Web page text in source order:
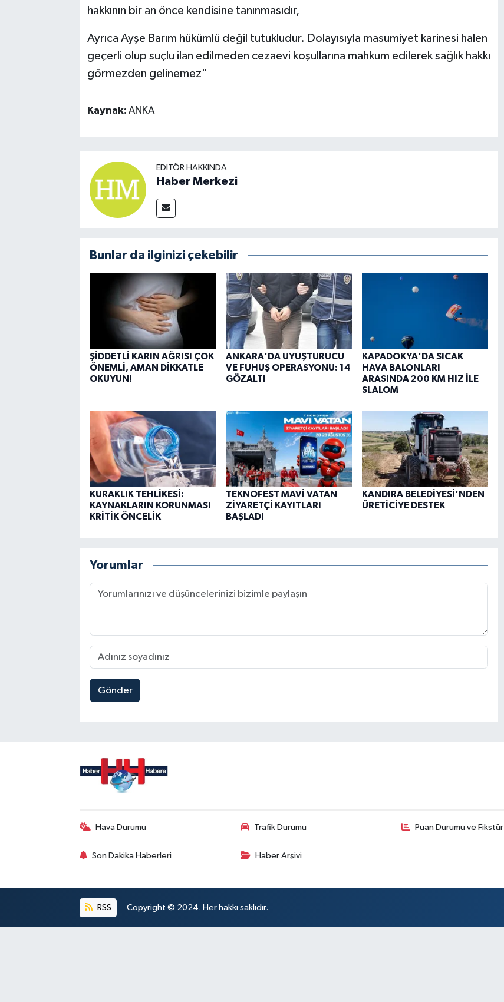
hakkının bir an önce kendisine tanınmasıdır,
Ayrıca Ayşe Barım hükümlü değil tutukludur. Dolayısıyla masumiyet karinesi halen
geçerli olup suçlu ilan edilmeden cezaevi koşullarına mahkum edilerek sağlık hakkı
görmezden gelinemez"
Kaynak: ANKA
EDITÖR HAKKINDA
Haber Merkezi
Bunlar da ilginizi çekebilir
ŞİDDETLİ KARIN AĞRISI ÇOK
ÖNEMLİ, AMAN DİKKATLE
OKUYUN!
ANKARA'DA UYUŞTURUCU
VE FUHUŞ OPERASYONU: 14
GÖZALTI
KAPADOKYA'DA SICAK
HAVA BALONLARI
ARASINDA 200 KM HIZ İLE
SLALOM
KURAKLIK TEHLİKESİ:
KAYNAKLARIN KORUNMASI
KRİTİK ÖNCELİK
TEKNOFEST MAVİ VATAN
ZİYARETÇİ KAYITLARI
BAŞLADI
KANDIRA BELEDİYESİ'NDEN
ÜRETİCİYE DESTEK
Yorumlar
Gönder
Hava Durumu Trafik Durumu Puan Durumu ve Fikstür
Son Dakika Haberleri Haber Arşivi
RSS Copyright © 2024. Her hakkı saklıdır.